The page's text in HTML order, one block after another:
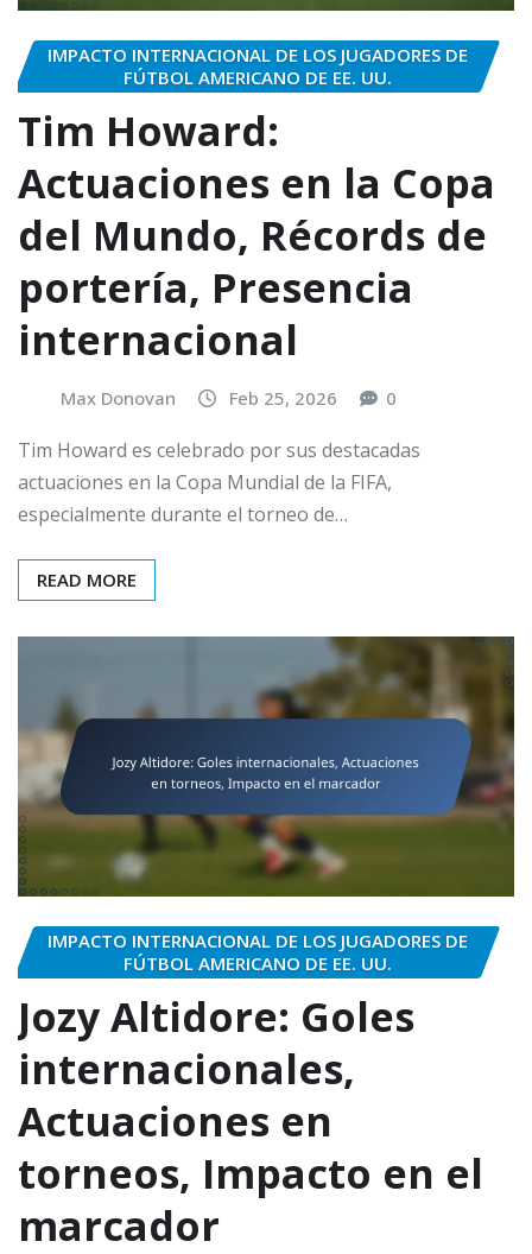
IMPACTO INTERNACIONAL DE LOS JUGADORES DE
FÚTBOL AMERICANO DE EE. UU.
Tim Howard:
Actuaciones en la Copa
del Mundo, Récords de
portería, Presencia
internacional
Max Donovan Feb 25, 2026 0
Tim Howard es celebrado por sus destacadas
actuaciones en la Copa Mundial de la FIFA,
especialmente durante el torneo de…
READ MORE
IMPACTO INTERNACIONAL DE LOS JUGADORES DE
FÚTBOL AMERICANO DE EE. UU.
Jozy Altidore: Goles
internacionales,
Actuaciones en
torneos, Impacto en el
marcador